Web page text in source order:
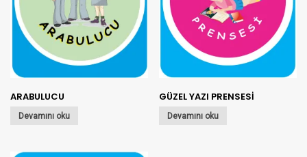
ARABULUCU
Devamını oku
GÜZEL YAZI PRENSESİ
Devamını oku